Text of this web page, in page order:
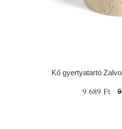
Kő gyertyatartó
9 689 Ft